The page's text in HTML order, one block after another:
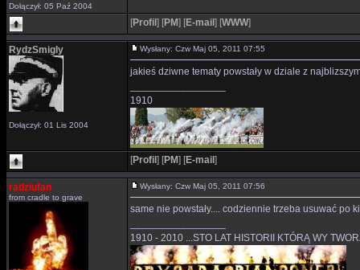
Dołączył: 05 Paź 2004
[Profil ] [PM] [E-mail ] [WWW]
RydzSmigly
Dołączył: 01 Lis 2004
Wysłany: Czw Maj 05, 2011 07:55
jakieś dziwne tematy powstały w dziale z
1910
[Profil ] [PM] [E-mail ]
radziufan
from cradle to grave
Wysłany: Czw Maj 05, 2011 07:56
same nie powstały.... codziennie trzeba usuwać po
1910 - 2010 ...STO LAT HISTORII KTÓRĄ WY